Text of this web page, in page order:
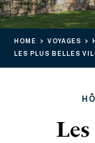
HOME VOYAGES